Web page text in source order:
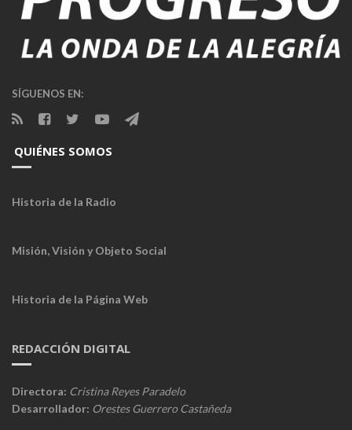
SÍGUENOS EN:
QUIÉNES SOMOS
Historia de la Radio
Misión, Visión y Objeto Social
Historia de la Página Web
REDACCIÓN DIGITAL
Directora: Cristina Reyes Paradelo
Desarrollador: Orestes Guerrero Castañeda